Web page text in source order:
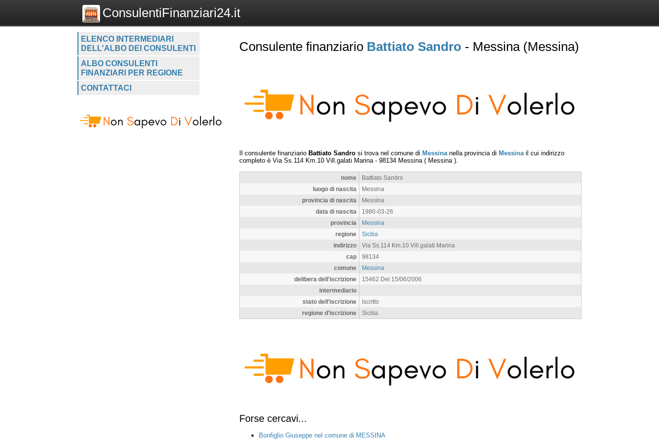
ConsulentiFinanziari24.it
ELENCO INTERMEDIARI
DELL'ALBO DEI CONSULENTI
ALBO CONSULENTI
FINANZIARI PER REGIONE
CONTATTACI
Consulente finanziario Battiato Sandro - Messina (Messina)
Il consulente finanziario Battiato Sandro si trova nel comune di Messina nella provincia di Messina il cui indirizzo
completo è Via Ss.114 Km.10 Vill.galati Marina - 98134 Messina ( Messina ).
nome
Battiato Sandro
luogo di nascita
Messina
provincia di nascita
Messina
data di nascita
1980-03-26
provincia
Messina
regione
Sicilia
indirizzo
Via Ss.114 Km.10 Vill.galati Marina
cap
98134
comune
Messina
delibera dell'iscrizione
15462 Del 15/06/2006
intermediario
stato dell'iscrizione
Iscritto
regione d'iscrizione
Sicilia
Forse cercavi...
Bonfiglio Giuseppe nel comune di MESSINA